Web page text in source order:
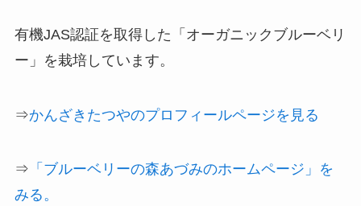
有機JAS認証を取得した「オーガニックブルーベリ
ー」を栽培しています。
⇒かんざきたつやのプロフィールページを見る
⇒ 「ブルーベリーの森あづみのホームページ」を
みる。